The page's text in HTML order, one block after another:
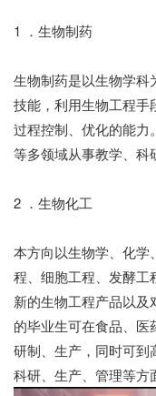
1 ．生物制药
生物制药是以生物学科
技能，利用生物工程手
过程控制、优化的能力
等多领域从事教学、科
2 ．生物化工
本方向以生物学、化学
程、细胞工程、发酵工
新的生物工程产品以
的毕业生可在食品、
研制、生产，同时可到
科研、生产、管理等方